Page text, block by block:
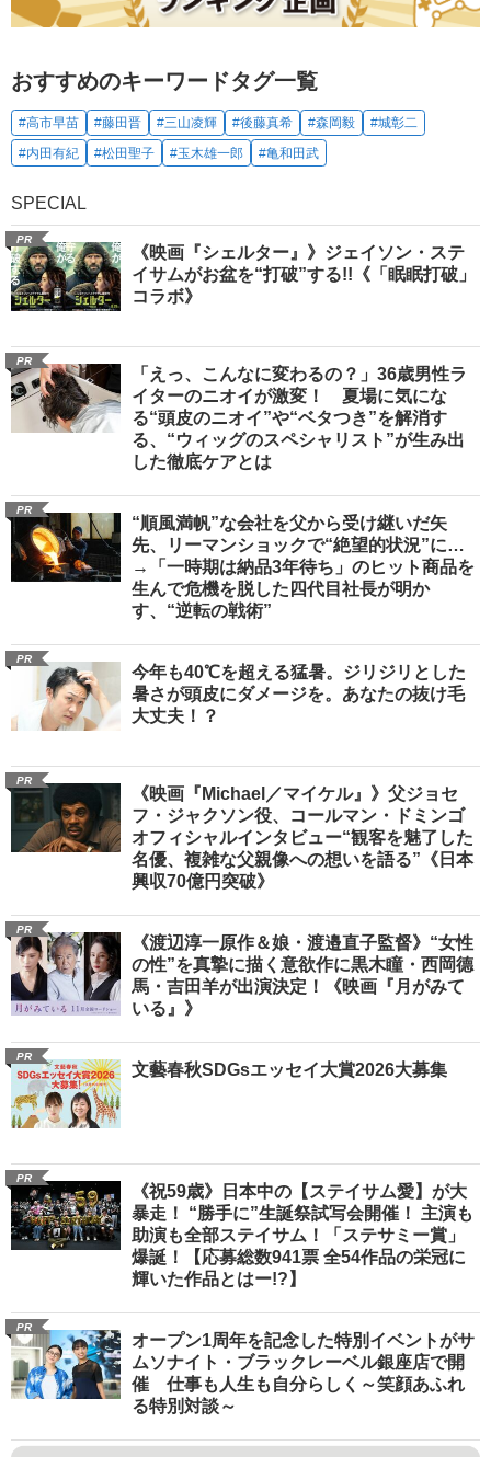
おすすめのキーワードタグ一覧
#高市早苗 #藤田晋 #三山凌輝 #後藤真希 #森岡毅
#城彰二
#内田有紀
#松田聖子 #玉木雄一郎 #亀和田武
SPECIAL
PR
《映画『シェルター』》ジェイソン・ステ
イサムがお盆を“打破”する!!《「眠眠打破」
コラボ》
PR
「えっ、こんなに変わるの？」36歳男性ラ
イターのニオイが激変！ 夏場に気にな
る“頭皮のニオイ”や“ベタつき”を解消す
る、“ウィッグのスペシャリスト”が生み出
した徹底ケアとは
PR
“順風満帆”な会社を父から受け継いだ矢
先、リーマンショックで“絶望的状況”に…
→「一時期は納品3年待ち」のヒット商品を
生んで危機を脱した四代目社長が明か
す、“逆転の戦術”
PR
今年も40℃を超える猛暑。ジリジリとした
暑さが頭皮にダメージを。あなたの抜け毛
大丈夫！？
PR
《映画『Michael／マイケル』》父ジョセ
フ・ジャクソン役、コールマン・ドミンゴ
オフィシャルインタビュー“観客を魅了した
名優、複雑な父親像への想いを語る”《日本
興収70億円突破》
PR
《渡辺淳一原作＆娘・渡邉直子監督》“女性
の性”を真摯に描く意欲作に黒木瞳・西岡德
馬・吉田羊が出演決定！《映画『月がみて
いる』》
PR
文藝春秋SDGsエッセイ大賞2026大募集
PR
《祝59歳》日本中の【ステイサム愛】が大
暴走！ “勝手に”生誕祭試写会開催！ 主演も
助演も全部ステイサム！「ステサミー賞」
爆誕！【応募総数941票 全54作品の栄冠に
輝いた作品とはー!?】
PR
オープン1周年を記念した特別イベントがサ
ムソナイト・ブラックレーベル銀座店で開
催 仕事も人生も自分らしく～笑顔あふれ
る特別対談～